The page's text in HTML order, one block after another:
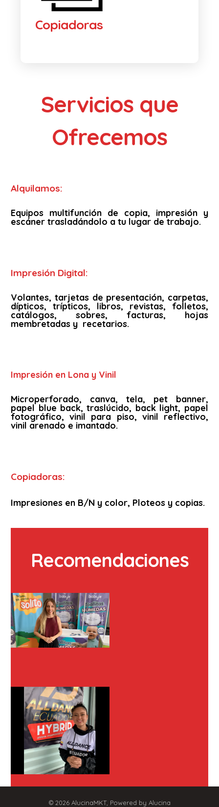
Copiadoras
Servicios que
Ofrecemos
Alquilamos:
Equipos multifunción de copia, impresión y
escáner trasladándolo a tu lugar de trabajo.
Impresión Digital:
Volantes, tarjetas de presentación, carpetas,
dípticos, trípticos, libros, revistas, folletos,
catálogos, sobres, facturas, hojas
membretadas y recetarios.
Impresión en Lona y Vinil
Microperforado, canva, tela, pet banner,
papel blue back, traslúcido, back light, papel
fotográfico, vinil para piso, vinil reflectivo,
vinil arenado e imantado.
Copiadoras:
Impresiones en B/N y color, Ploteos y copias.
Recomendaciones
© 2026 AlucinaMKT, Powered by Alucina